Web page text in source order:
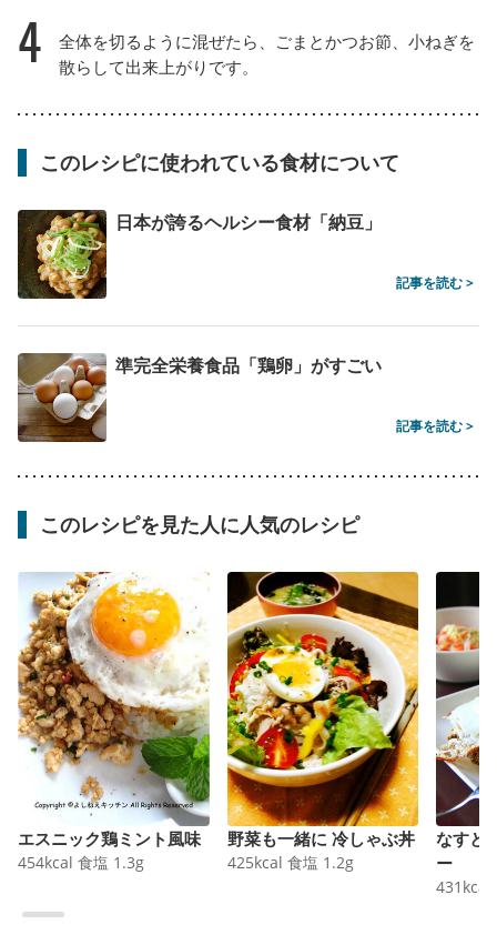
4
全体を切るように混ぜたら、ごまとかつお節、小ねぎを
散らして出来上がりです。
このレシピに使われている食材について
日本が誇るヘルシー食材「納豆」
記事を読む >
準完全栄養食品「鶏卵」がすごい
記事を読む >
このレシピを見た人に人気のレシピ
エスニック鶏ミント風味
454kcal 食塩 1.3g
野菜も一緒に 冷しゃぶ丼
425kcal 食塩 1.2g
なすと
ー
431 kcal